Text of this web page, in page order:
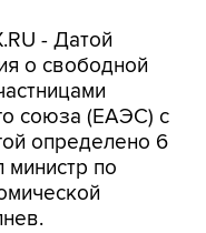
- Датой
о свободной
союза (ЕАЭС) с
определено 6
по